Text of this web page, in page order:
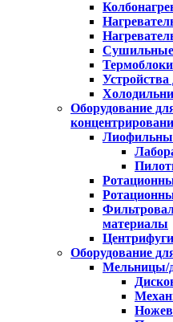
Термоблоки
Устройства
Оборудование
материалы
Оборудование
Мельницы/